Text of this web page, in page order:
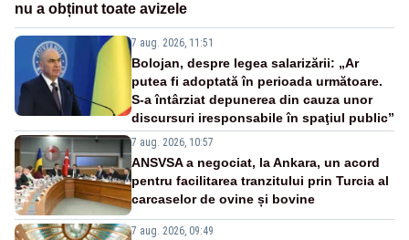
nu a obținut toate avizele
7 aug. 2026, 11:51
Bolojan, despre legea salarizării: „Ar
putea fi adoptată în perioada următoare.
S-a întârziat depunerea din cauza unor
discursuri iresponsabile în spaţiul public”
7 aug. 2026, 10:57
ANSVSA a negociat, la Ankara, un acord
pentru facilitarea tranzitului prin Turcia al
carcaselor de ovine și bovine
7 aug. 2026, 09:49